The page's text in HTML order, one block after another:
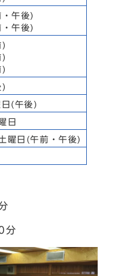
午後)
午後)
)
)
)
)
(午後)
日
曜日(午前・午後)
分